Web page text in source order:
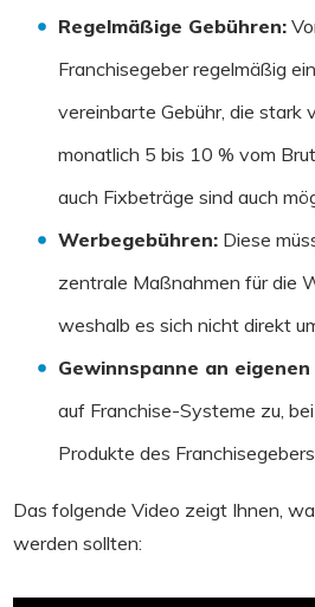
Regelmäßige Gebühren:
Franchisegeber regelmäßig
vereinbarte Gebühr, die stark
monatlich 5 bis 10 % vom
auch Fixbeträge sind auch
Werbegebühren: Diese
zentrale Maßnahmen für die
weshalb es sich nicht direkt
Gewinnspanne an
auf Franchise-Systeme zu,
Produkte des
Das folgende Video zeigt Ihnen,
werden sollten: